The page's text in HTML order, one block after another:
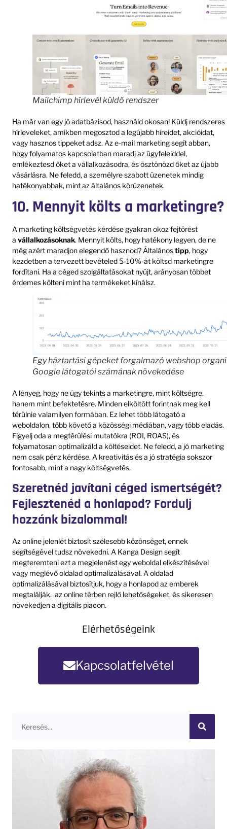
Mailchimp hírlevél küldő rendszer
Ha már van egy jó adatbázisod, használd okosan! Küldj rendszeres
hírleveleket, amikben megosztod a legújabb híreidet, akcióidat,
vagy hasznos tippeket adsz. Az e-mail marketing segít abban,
hogy folyamatos kapcsolatban maradj az ügyfeleiddel,
emlékeztesd őket a vállalkozásodra, és ösztönözd őket az újabb
vásárlásra. Ne feledd, a személyre szabott üzenetek mindig
hatékonyabbak, mint az általános körüzenetek.
10. Mennyit költs a marketingre?
A marketing költségvetés kérdése gyakran okoz fejtörést
a vállalkozásoknak. Mennyit költs, hogy hatékony legyen, de ne
még azért maradjon elegendő hasznod? Általánostipp, hogy
kezdetben a tervezett bevételed 5-10%-át költsd marketingre
fordítani. Ha a céged szolgáltatásokat nyújt, arányosan többet
érdemes költeni mint ha termékeket kínálsz.
Egy háztartási gépeket forgalmazó webshop
Google látogatói számának növekedése
A lényeg, hogy ne úgy tekints a marketingre, mint költségre,
hanem mint befektetésre. Minden elköltött forintnak meg kell
térülnie valamilyen formában. Ez lehet több látogató a
weboldalon, több követő a közösségi médiában, vagy több eladás.
Figyelj oda a megtérülési mutatókra (ROI, ROAS), és
folyamatosan optimalizáld a költéseidet. Ne feledd, a jó marketing
nem csak pénz kérdése. A kreativitás és a jó stratégia sokszor
fontosabb, mint a nagy költségvetés.
Szeretnéd javítani céged ismertségét?
Fejlesztenéd a honlapod? Fordulj
hozzánk bizalommal!
Az online jelenlét biztosít szélesebb közönséget, ennek
segítségével tudsz növekedni. A Kanga Design segít
megteremteni ezt a megjelenést egy weboldal elkészítésével
vagy meglévő oldalad optimalizálásával. A oldalad
optimalizálásával biztosítjuk, hogy a honlapod az emberek
megtalálják. az online térben rejlő lehetőségeket, és sikeresen
növekedjen a digitális piacon.
Elérhetőségeink
Kapcsolatfelvétel